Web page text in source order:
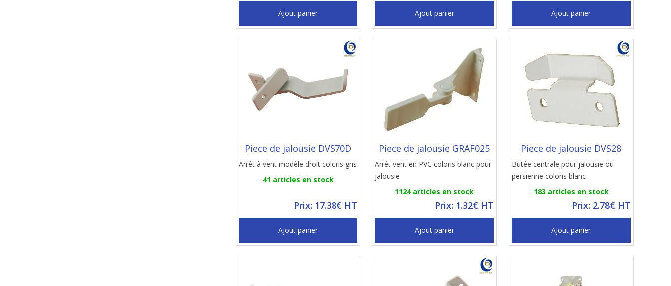
Ajout panier Ajout panier Ajout panier
Piece de jalousie DVS70D
Arrêt à vent modèle droit coloris gris
41 articles en stock
Prix: 17.38€ HT
Ajout panier
Piece de jalousie GRAF025
Arrêt vent en PVC coloris blanc pour
jalousie
1124 articles en stock
Prix: 1.32€ HT
Ajout panier
Piece de jalousie DVS28
Butée centrale pour jalousie ou
persienne coloris blanc
183 articles en stock
Prix: 2.78€ HT
Ajout panier